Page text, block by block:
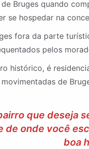
Bruges quando
se hospedar na
fora da parte
pelos
histórico, é
de
que deseja
onde você
boa